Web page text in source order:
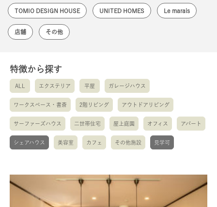
TOMIO DESIGN HOUSE UNITED HOMES Le marais
店舗 その他
特徴から探す
ALL エクステリア 平屋 ガレージハウス
ワークスペース・書斎 2階リビング アウトドアリビング
サーファーズハウス 二世帯住宅 屋上庭園 オフィス アパート
シェアハウス 美容室 カフェ その他施設 見学可